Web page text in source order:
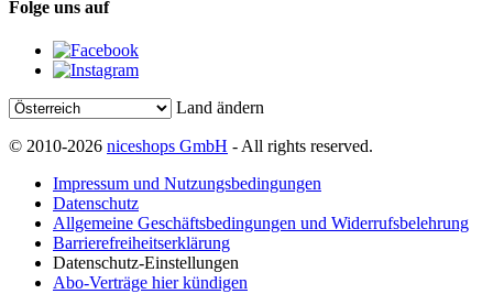
Folge uns auf
Land ändern
© 2010-2026 niceshops GmbH - All rights reserved.
Impressum und Nutzungsbedingungen
Datenschutz
Allgemeine Geschäftsbedingungen und Widerrufsbelehrung
Barrierefreiheitserklärung
Datenschutz-Einstellungen
Abo-Verträge hier kündigen